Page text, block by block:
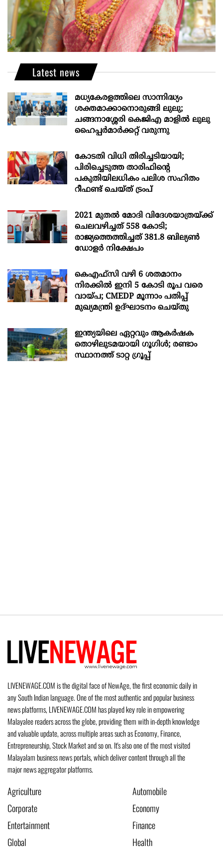
Latest news
മധ്യകേരളത്തിലെ സാന്നിദ്ധ്യം
ശക്തമാക്കാനൊരുങ്ങി ലുലു;
ചങ്ങനാശ്ശേരി കെജിഎ മാളിൽ ലുലു
ഹൈപ്പർമാർക്കറ്റ് വരുന്നു
കോടതി വിധി തിരിച്ചടിയായി;
പിരിച്ചെടുത്ത താരിഫിന്‍റെ
പകുതിയിലധികം പലിശ സഹിതം
റീഫണ്ട് ചെയ്ത് ട്രംപ്
2021 മുതൽ മോദി വിദേശയാത്രയ്ക്ക്
ചെലവഴിച്ചത് 558 കോടി;
രാജ്യത്തെത്തിച്ചത് 381.8 ബില്യൺ
ഡോളർ നിക്ഷേപം
കെഎഫ്സി വഴി 6 ശതമാനം
നിരക്കിൽ ഇനി 5 കോടി രൂപ വരെ
വായ്പ; CMEDP മൂന്നാം പതിപ്പ്
മുഖ്യമന്ത്രി ഉദ്ഘാടനം ചെയ്തു
ഇന്ത്യയിലെ ഏറ്റവും ആകര്‍ഷക
തൊഴിലുടമയായി ഗൂഗിള്‍; രണ്ടാം
സ്ഥാനത്ത് ടാറ്റ ഗ്രൂപ്പ്
LIVENEWAGE.COM is the digital face of NewAge, the first economic daily in
any South Indian language. One of the most authentic and popular business
news platforms, LIVENEWAGE.COM has played key role in empowering
Malayalee readers across the globe, providing them with in-depth knowledge
and valuable update, across multiple areas such as Economy, Finance,
Entrepreneurship, Stock Market and so on. It's also one of the most visited
Malayalam business news portals, which deliver content through all the
major news aggregator platforms.
Agriculture
Automobile
Corporate
Economy
Entertainment
Finance
Global
Health